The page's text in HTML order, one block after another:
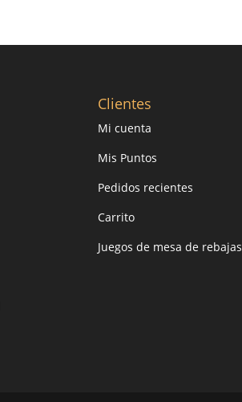
Clientes
Mi cuenta
Mis Puntos
Pedidos recientes
Carrito
Juegos de mesa de rebajas